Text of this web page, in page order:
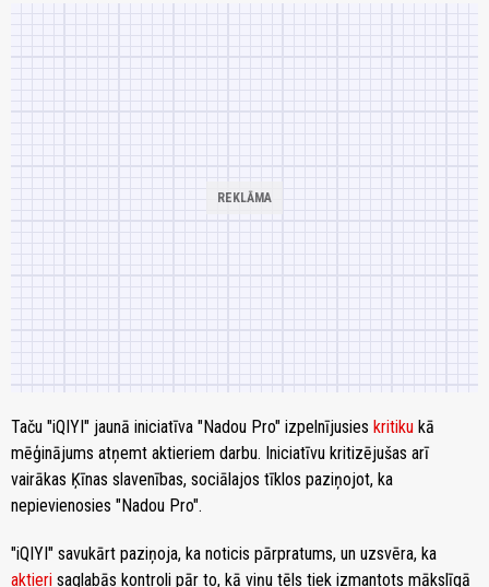
Taču "iQIYI" jaunā iniciatīva "Nadou Pro" izpelnījusies kritiku kā
mēģinājums atņemt aktieriem darbu. Iniciatīvu kritizējušas arī
vairākas Ķīnas slavenības, sociālajos tīklos paziņojot, ka
nepievienosies "Nadou Pro".
"iQIYI" savukārt paziņoja, ka noticis pārpratums, un uzsvēra, ka
aktieri saglabās kontroli pār to, kā viņu tēls tiek izmantots mākslīgā